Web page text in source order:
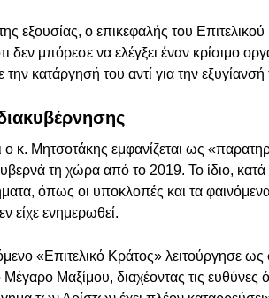
εξουσίας, ο επικεφαλής του
μπόρεσε να ελέγξει έναν κρίσιμο
κατάργησή του αντί για την εξυγίανσή
κ. Μητσοτάκης εμφανίζεται ως
τη χώρα από το 2019. Το ίδιο,
όπως οι υποκλοπές και τα
ενημερωθεί.
«Επιτελικό Κράτος» λειτούργησε
Μαξίμου, διαχέοντας τις ευθύνες